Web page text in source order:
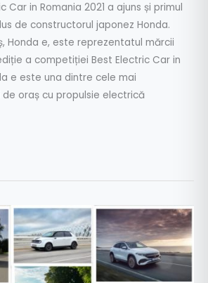
Car in Romania 2021 a ajuns și primul
de constructorul japonez Honda.
Honda e, este reprezentatul mărcii
a competiției Best Electric Car in
e este una dintre cele mai
oraș cu propulsie electrică